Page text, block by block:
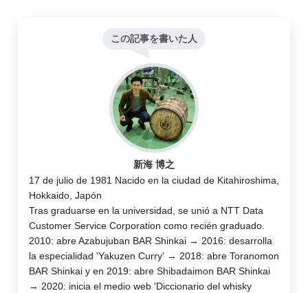
この記事を書いた人
新海 博之
17 de julio de 1981 Nacido en la ciudad de Kitahiroshima,
Hokkaido, Japón
Tras graduarse en la universidad, se unió a NTT Data
Customer Service Corporation como recién graduado.
2010: abre Azabujuban BAR Shinkai → 2016: desarrolla
la especialidad 'Yakuzen Curry' → 2018: abre Toranomon
BAR Shinkai y en 2019: abre Shibadaimon BAR Shinkai
→ 2020: inicia el medio web 'Diccionario del whisky